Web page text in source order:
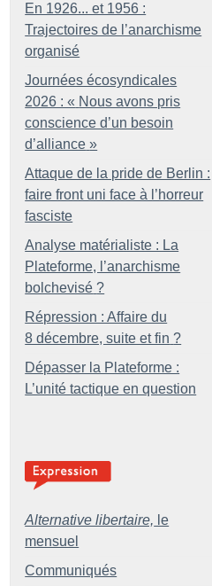
En 1926... et 1956 :
Trajectoires de l’anarchisme
organisé
Journées écosyndicales
2026 : « Nous avons pris
conscience d’un besoin
d’alliance »
Attaque de la pride de Berlin :
faire front uni face à l’horreur
fasciste
Analyse matérialiste : La
Plateforme, l’anarchisme
bolchevisé ?
Répression : Affaire du
8 décembre, suite et fin ?
Dépasser la Plateforme :
L’unité tactique en question
Alternative libertaire, le
mensuel
Communiqués